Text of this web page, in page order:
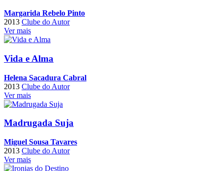
Margarida Rebelo Pinto
2013 Clube do Autor
Ver mais
Vida e Alma
Helena Sacadura Cabral
2013 Clube do Autor
Ver mais
Madrugada Suja
Miguel Sousa Tavares
2013 Clube do Autor
Ver mais